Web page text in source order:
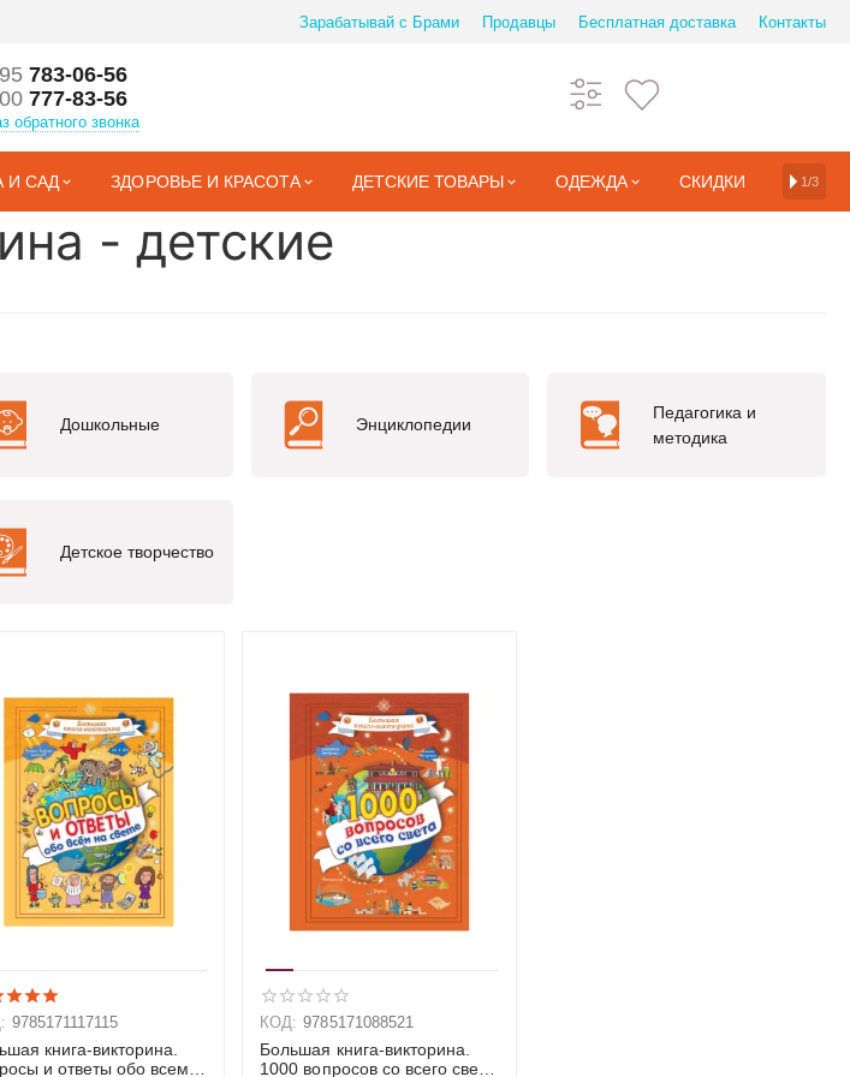
Зарабатывай с Брами Продавцы Бесплатная доставка Контакты
783-06-56
777-83-56
обратного звонка
И САД ЗДОРОВЬЕ И КРАСОТА ДЕТСКИЕ ТОВАРЫ ОДЕЖДА СКИДКИ 1/3
- детские
Дошкольные Энциклопедии
Педагогика и
методика
Детское творчество
9785171117115
книга-викторина.
и ответы обо всем
КОД: 9785171088521
Большая книга-викторина.
1000 вопросов со всего света